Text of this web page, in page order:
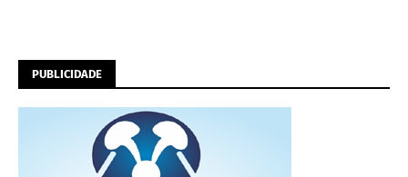
PUBLICIDADE